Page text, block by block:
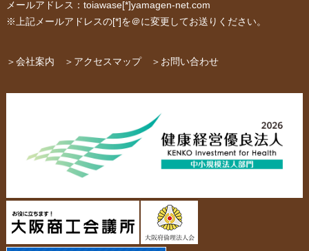
スタッフ紹介 採用情報
当社の協力工場の設備紹介
パッケージ
ペーパーレザーバッグ 米袋
カタログ/パンフレット
スタンド
アクセサリー・
ジュエリーボックス
メールアドレス：toiawase[*]yamagen-net.com
※上記メールアドレスの[*]を＠に変更してお送りください。
＞会社案内 ＞アクセスマップ ＞お問い合わせ